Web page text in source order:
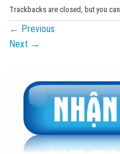
Trackbacks are closed, but you can
← Previous
Next →